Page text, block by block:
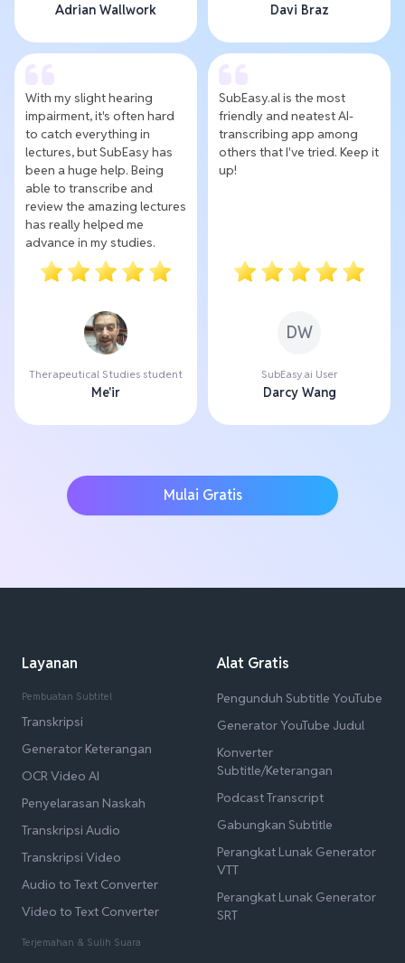
Adrian Wallwork Davi Braz
With my slight hearing
impairment, it's often hard
to catch everything in
lectures, but SubEasy has
been a huge help. Being
able to transcribe and
review the amazing lectures
has really helped me
advance in my studies.
Therapeutical Studies student
Me'ir
SubEasy.al is the most
friendly and neatest AI-
transcribing app among
others that I've tried. Keep it
up!
DW
SubEasy.ai User
Darcy Wang
Mulai Gratis
Layanan
Pembuatan Subtitel
Transkripsi
Generator Keterangan
OCR Video AI
Penyelarasan Naskah
Transkripsi Audio
Transkripsi Video
Audio to Text Converter
Video to Text Converter
Terjemahan & Sulih Suara
Alat Gratis
Pengunduh Subtitle YouTube
Generator YouTube Judul
Konverter
Subtitle/Keterangan
Podcast Transcript
Gabungkan Subtitle
Perangkat Lunak Generator
VTT
Perangkat Lunak Generator
SRT